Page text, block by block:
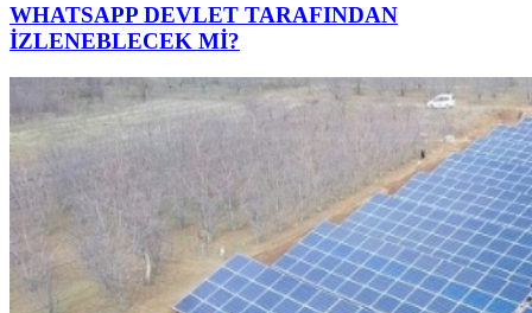
WHATSAPP DEVLET TARAFINDAN
İZLENEBLECEK Mİ?